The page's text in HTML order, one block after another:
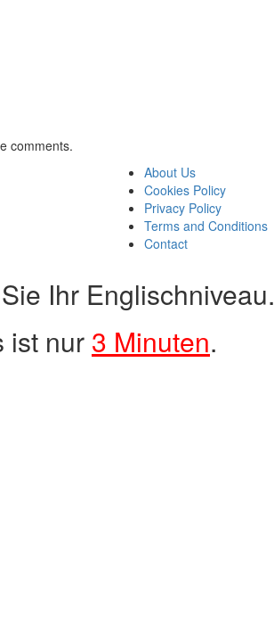
comments.
About Us
Cookies Policy
Privacy Policy
Terms and Conditions
Contact
Ihr Englischniveau.
ist nur 3 Minuten.